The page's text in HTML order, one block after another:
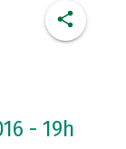
- 19h